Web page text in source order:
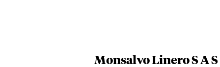
Monsalvo Linero S A S